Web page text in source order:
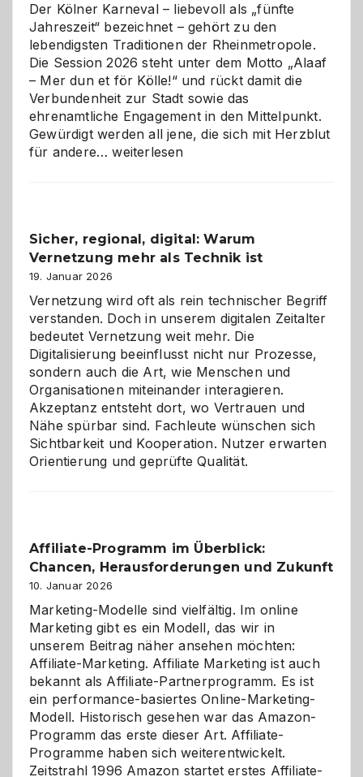
Der Kölner Karneval – liebevoll als „fünfte
Jahreszeit“ bezeichnet – gehört zu den
lebendigsten Traditionen der Rheinmetropole.
Die Session 2026 steht unter dem Motto „Alaaf
– Mer dun et för Kölle!“ und rückt damit die
Verbundenheit zur Stadt sowie das
ehrenamtliche Engagement in den Mittelpunkt.
Gewürdigt werden all jene, die sich mit Herzblut
für andere…Kölner
ein
dreifaches
Alaaf!
weiterlesen
Sicher, regional, digital: Warum
Vernetzung mehr als Technik ist
19. Januar 2026
Vernetzung wird oft als rein technischer Begriff
verstanden. Doch in unserem digitalen Zeitalter
bedeutet Vernetzung weit mehr. Die
Digitalisierung beeinflusst nicht nur Prozesse,
sondern auch die Art, wie Menschen und
Organisationen miteinander interagieren.
Akzeptanz entsteht dort, wo Vertrauen und
Nähe spürbar sind. Fachleute wünschen sich
Sichtbarkeit und Kooperation. Nutzer erwarten
Orientierung und geprüfte Qualität.
Affiliate-Programm im Überblick:
Chancen, Herausforderungen und Zukunft
10. Januar 2026
Marketing-Modelle sind vielfältig. Im online
Marketing gibt es ein Modell, das wir in
unserem Beitrag näher ansehen möchten:
Affiliate-Marketing. Affiliate Marketing ist auch
bekannt als Affiliate-Partnerprogramm. Es ist
ein performance-basiertes Online-Marketing-
Modell. Historisch gesehen war das Amazon-
Programm das erste dieser Art. Affiliate-
Programme haben sich weiterentwickelt.
Zeitstrahl 1996 Amazon startet erstes Affiliate-